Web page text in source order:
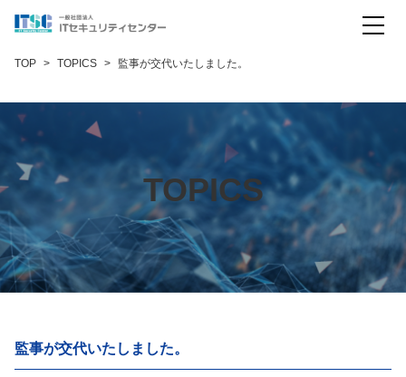
コモンクライテリア評価
暗号試験（米国スキーム）
暗号試験（日本スキーム）
IoT製品セキュリティ評価
会社概要
お問い合わせ
English
TOP TOPICS 監事が交代いたしました。
TOPICS
監事が交代いたしました。